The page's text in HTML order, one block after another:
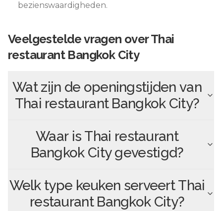
bezienswaardigheden.
Veelgestelde vragen overThai
restaurant Bangkok City
Wat zijn de openingstijden van
Thai restaurant Bangkok City?
Waar is Thai restaurant
Bangkok Citygevestigd?
Welk type keuken serveertThai
restaurant Bangkok City?